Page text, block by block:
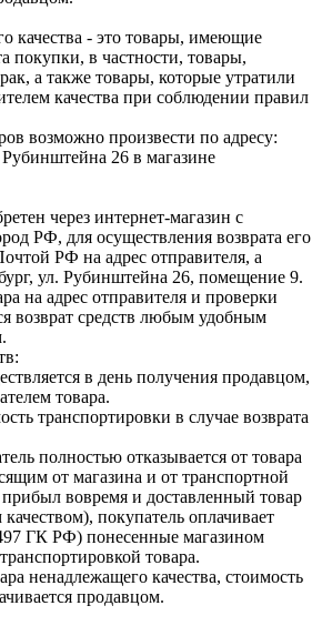
качества - это товары, имеющие
покупки, в частности, товары,
а также товары, которые утратили
качества при соблюдении правил
возможно произвести по адресу:
26 в магазине
через интернет-магазин с
РФ, для осуществления возврата его
РФ на адрес отправителя, а
ул. Рубинштейна 26, помещение 9.
на адрес отправителя и проверки
возврат средств любым удобным
в день получения продавцом,
товара.
транспортировки в случае возврата
полностью отказывается от товара
от магазина и от транспортной
вовремя и доставленный товар
покупатель оплачивает
ГК РФ) понесенные магазином
товара.
ненадлежащего качества, стоимость
продавцом.